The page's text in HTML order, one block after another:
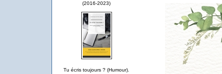
(2016-2023)
Tu écris toujours ? (Humour).